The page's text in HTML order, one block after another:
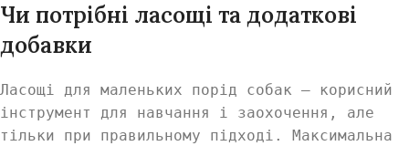
Чи потрібні ласощі та додаткові
добавки
Ласощі для маленьких порід собак — корисний
інструмент для навчання і заохочення, але
тільки при правильному підході. Максимальна